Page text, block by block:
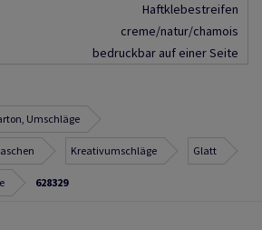
Haftklebestreifen
creme/natur/chamois
bedruckbar auf einer Seite
Umschläge
Kreativumschläge Glatt
628329